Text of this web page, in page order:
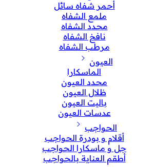
أحمر شفاه سائل
ملمع الشفاه
محدد الشفاه
نافخ الشفاه
مرطب الشفاه
العيون
الماسكارا
محدد العيون
ظلال العيون
باليت العيون
عدسات العيون
الحواجب
أقلام و بودرة الحواجب
جل و ماسكارا الحواجب
أطقم العناية بالحواجب